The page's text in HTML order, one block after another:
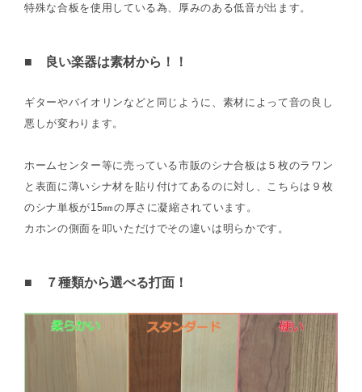
特殊な合板を使用している為、厚みのある低音が出ます。
■ 良い楽器は素材から！！
ギターやバイオリンなどと同じように、素材によって音の良し
悪しが変わります。
ホームセンター等に売っている市販のシナ合板は５枚のラワン
と表面に薄いシナ材を貼り付けてあるのに対し、こちらは９枚
のシナ単板が15㎜の厚さに凝縮されています。
カホンの側面を叩いただけでその違いは明らかです。
■ ７種類から選べる打面！